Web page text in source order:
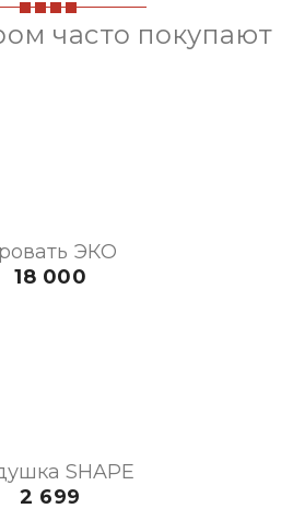
часто покупают
ЭКО
18 000
SHAPE
2 699